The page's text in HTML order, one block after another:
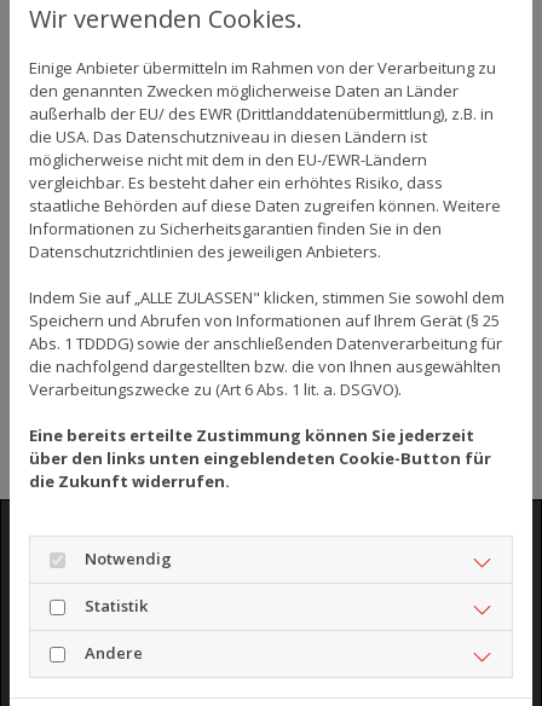
Steinhart sind Sie
Steinhart aus
Hannover ist der
Anbieter Ihres
Vertrauens. Weitere
Informationen über
unser
Leistungsangebot
einem persönlichen
Kontakt. Herzmann &
Steinhart aus
Hannover freut sich
auf Sie.
Google Maps inaktiv
Aufgrund Ihrer Cookie-Einstellungen
kann dieses Modul nicht geladen werden.
Wenn Sie dieses Modul sehen möchten,
Wir verwenden Cookies.
Einige Anbieter übermitteln im Rahmen von der Verarbeitung zu
den genannten Zwecken möglicherweise Daten an Länder
außerhalb der EU/ des EWR (Drittlanddatenübermittlung), z.B. in
die USA. Das Datenschutzniveau in diesen Ländern ist
möglicherweise nicht mit dem in den EU-/EWR-Ländern
vergleichbar. Es besteht daher ein erhöhtes Risiko, dass
staatliche Behörden auf diese Daten zugreifen können. Weitere
Informationen zu Sicherheitsgarantien finden Sie in den
Datenschutzrichtlinien des jeweiligen Anbieters.
Indem Sie auf „ALLE ZULASSEN" klicken, stimmen Sie sowohl dem
Speichern und Abrufen von Informationen auf Ihrem Gerät (§ 25
Abs. 1 TDDDG) sowie der anschließenden Datenverarbeitung für
die nachfolgend dargestellten bzw. die von Ihnen ausgewählten
Verarbeitungszwecke zu (Art 6 Abs. 1 lit. a. DSGVO).
Eine bereits erteilte Zustimmung können Sie jederzeit
über den links unten eingeblendeten Cookie-Button für
die Zukunft widerrufen.
Notwendig
Statistik
Andere